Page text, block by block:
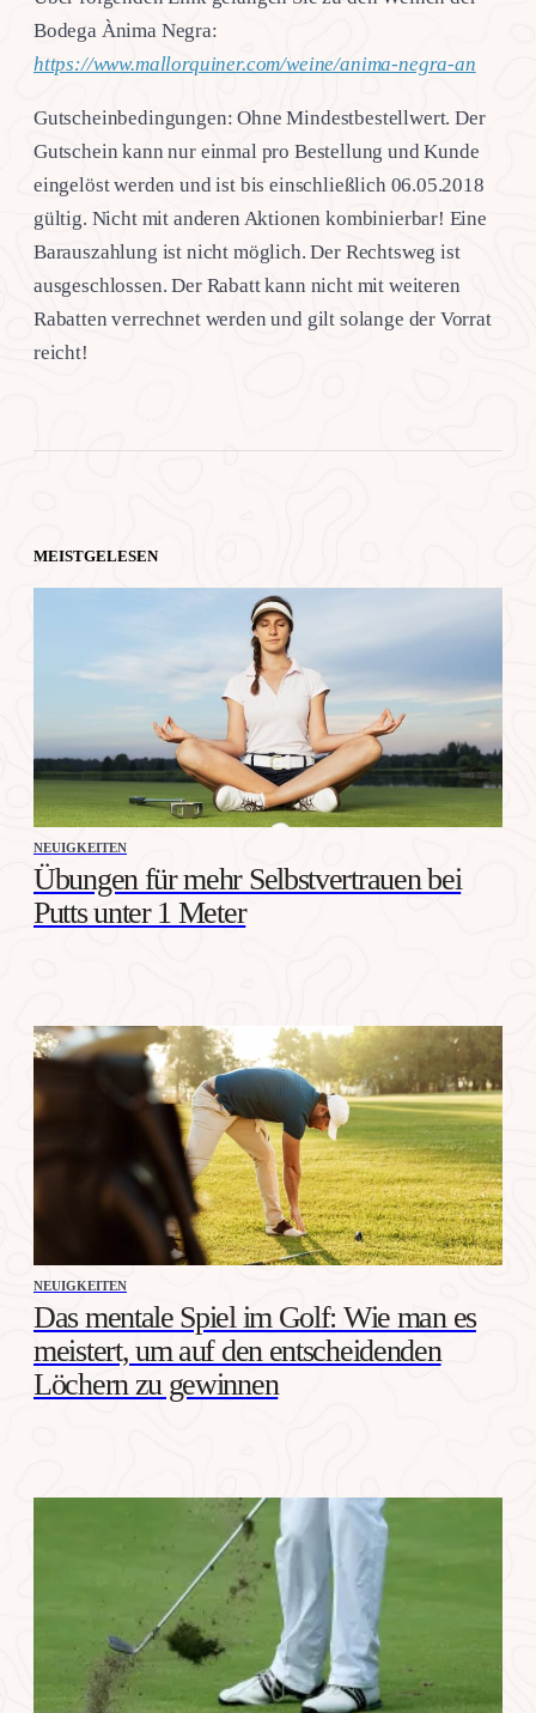
Bodega Ànima Negra:
https://www.mallorquiner.com/weine/anima-negra-an
Gutscheinbedingungen: Ohne Mindestbestellwert. Der
Gutschein kann nur einmal pro Bestellung und Kunde
eingelöst werden und ist bis einschließlich 06.05.2018
gültig. Nicht mit anderen Aktionen kombinierbar! Eine
Barauszahlung ist nicht möglich. Der Rechtsweg ist
ausgeschlossen. Der Rabatt kann nicht mit weiteren
Rabatten verrechnet werden und gilt solange der Vorrat
reicht!
MEISTGELESEN
NEUIGKEITEN
Übungen für mehr Selbstvertrauen bei
Putts unter 1 Meter
NEUIGKEITEN
Das mentale Spiel im Golf: Wie man es
meistert, um auf den entscheidenden
Löchern zu gewinnen